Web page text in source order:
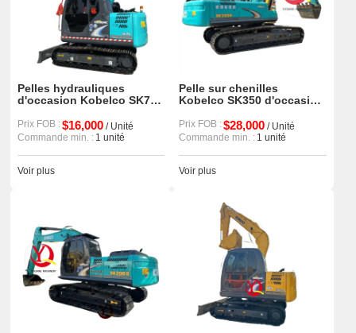
Pelles hydrauliques
d'occasion Kobelco SK75-
sur chenilles de 7 tonnes à
vendre
Prix FOB :$16,000/ Unité
Commande min. : 1 unité
Voir plus
Pelle sur chenilles
Kobelco SK350 d'occasion
Prix FOB :$28,000/ Unité
Commande min. : 1 unité
Voir plus